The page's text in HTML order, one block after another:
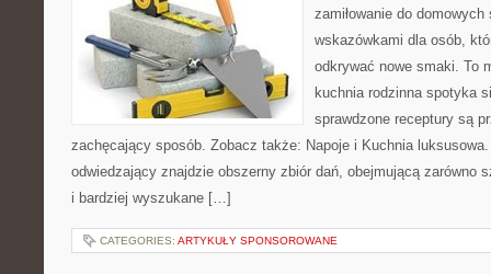
zamiłowanie do
wskazówkami dla osób,
odkrywać nowe smaki. To
kuchnia rodzinna spotyka
sprawdzone receptury są
zachęcający sposób. Zobacz także: Napoje i Kuchnia
odwiedzający znajdzie obszerny zbiór dań, obejmującą zarówno
i bardziej wyszukane […]
CATEGORIES: ARTYKUŁY SPONSOROWANE